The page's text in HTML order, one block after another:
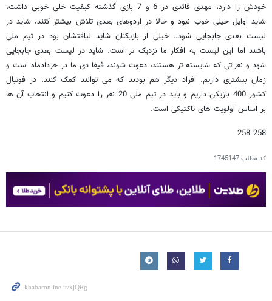
خودش را دارد، مهدی قائدی در 6 و 7 بازی گذشته کیفیت خلی خوبی داشت،
شاید اوایل خیلی خوب نبود و حالا در اردوهای بعدی تلاش بیشتر کنند، شاید در
لیست بعدی جابجایی شود.. خیلی از بازیکنان شاید لیاقتشان بود در تیم ملی
باشند اما این لیست به افکار ما نزدیک تر است. شاید در لیست بعدی جابجایی
شود و نفراتی که شایسته تر هستند، دعوت شوند، فیفا دی ما در خردادماه است و
زمان بیشتری داریم. افراد دیگر هم بودند که می توانند کمک کنند. در فوتبال
کشور 400 بازیکن داریم و باید در تیم ملی 20 نفر را دعوت کنیم و انتخاب آن ها
بر اساس اولویت های تاکتیکی است.
258 258
کد مطلب1745147